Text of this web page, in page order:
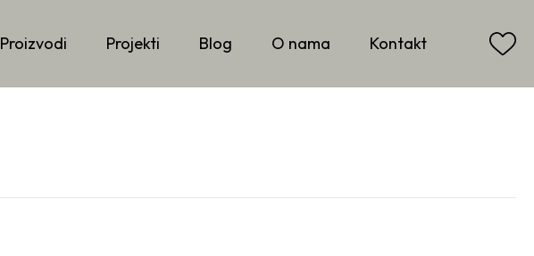
Proizvodi Projekti Blog O nama Kontakt